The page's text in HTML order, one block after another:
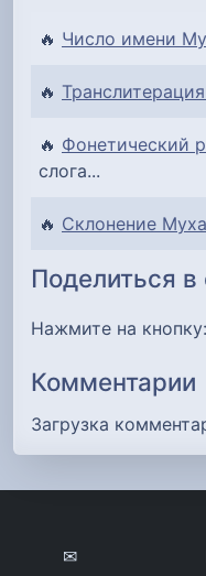
🔥 Число имени
🔥
🔥 Фонетический
слога...
🔥 Склонение
Поделиться в
Нажмите на кнопку:
Комментарии
Загрузка
✉